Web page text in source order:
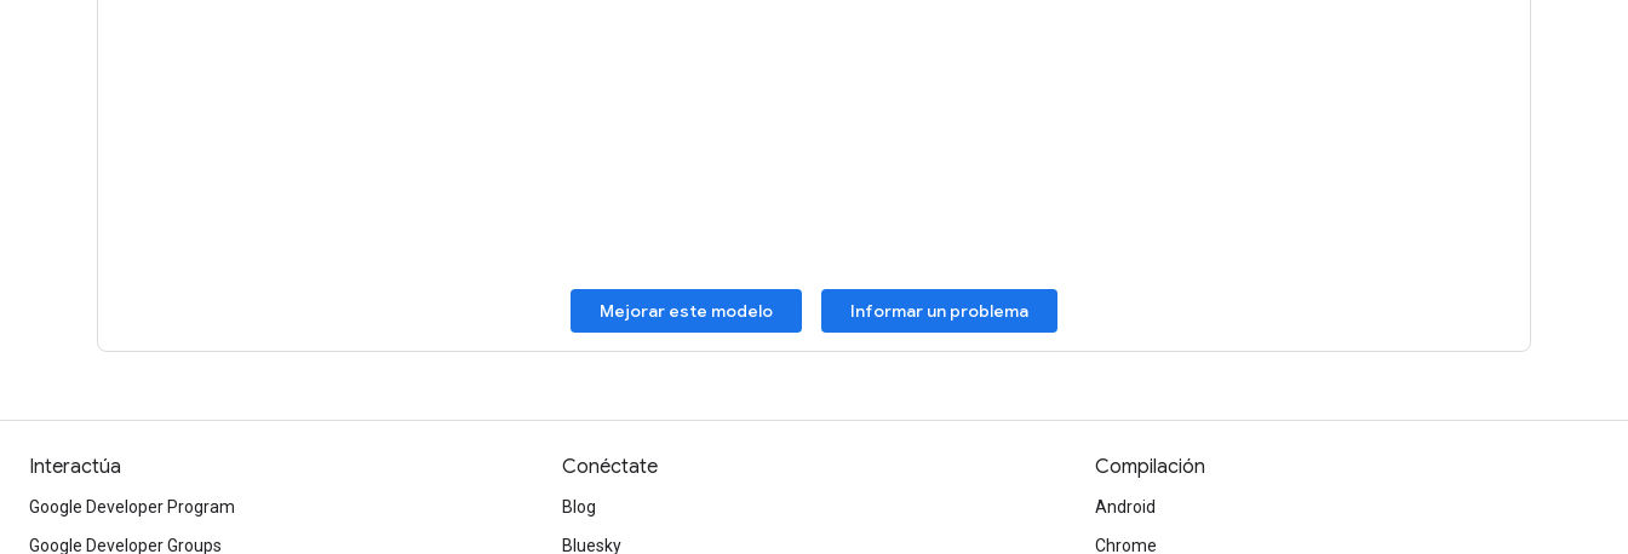
Mejorar este modelo Informar un problema
Interactúa
Google Developer Program
Google Developer Groups
Conéctate
Blog
Bluesky
Compilación
Android
Chrome